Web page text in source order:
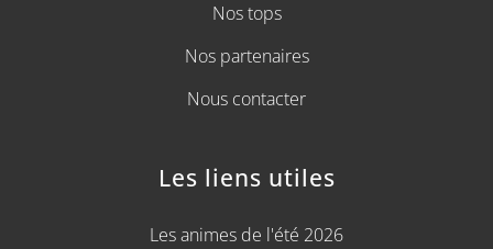
Nos tops
Nos partenaires
Nous contacter
Les liens utiles
Les animes de l'été 2026